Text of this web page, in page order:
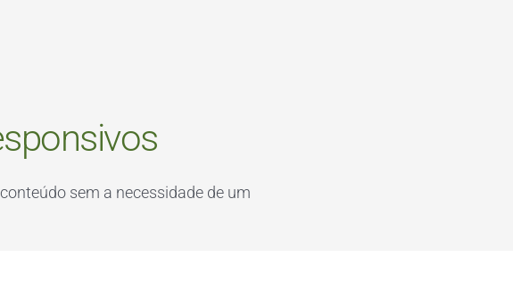
sem a necessidade de um